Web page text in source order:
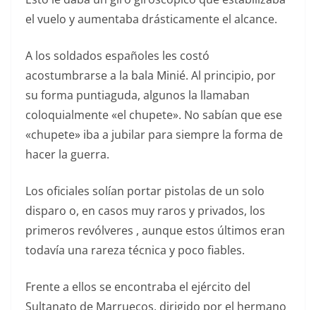
el vuelo y aumentaba drásticamente el alcance.
A los soldados españoles les costó
acostumbrarse a la bala Minié. Al principio, por
su forma puntiaguda, algunos la llamaban
coloquialmente «el chupete». No sabían que ese
«chupete» iba a jubilar para siempre la forma de
hacer la guerra.
Los oficiales solían portar pistolas de un solo
disparo o, en casos muy raros y privados, los
primeros revólveres , aunque estos últimos eran
todavía una rareza técnica y poco fiables.
Frente a ellos se encontraba el ejército del
Sultanato de Marruecos, dirigido por el hermano